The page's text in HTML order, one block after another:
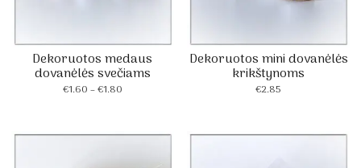
Dekoruotos medaus
dovanėlės svečiams
€1.60 –€1.80Price
through
Dekoruotos mini dovanėlės
krikštynoms
€2.85